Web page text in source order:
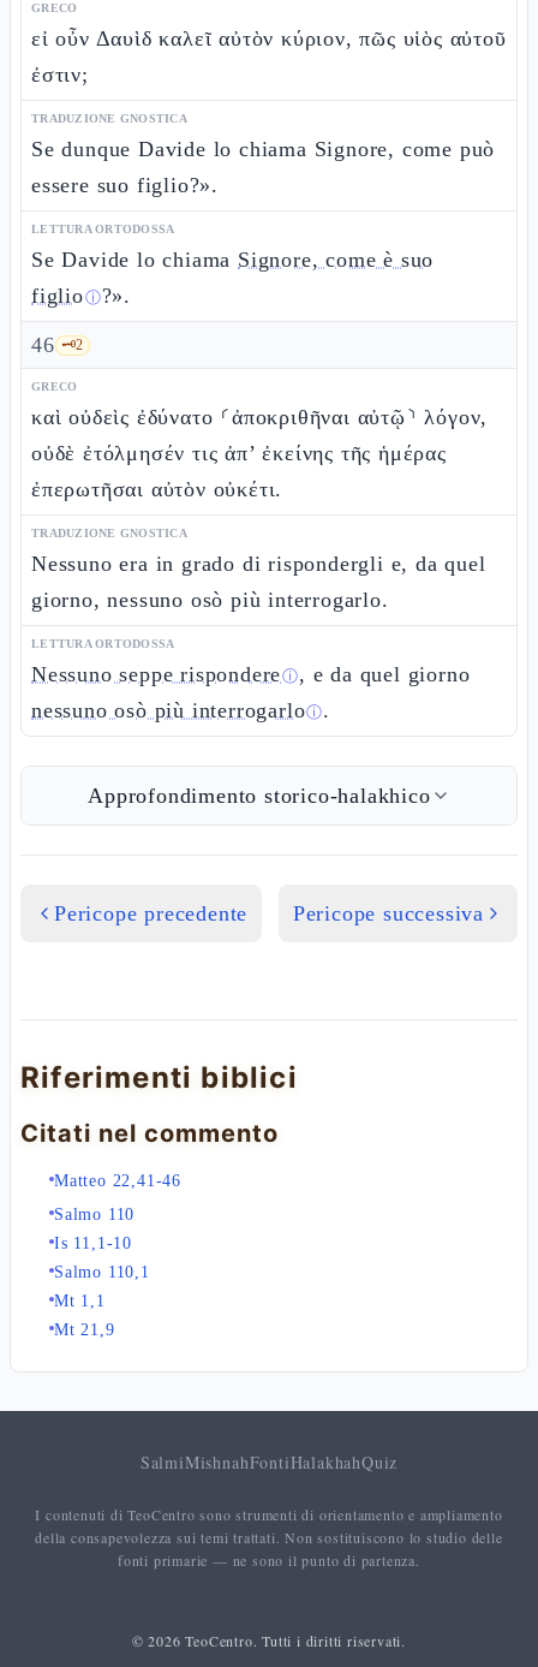
GRECO
εἰ οὖν Δαυὶδ καλεῖ αὐτὸν κύριον, πῶς υἱὸς αὐτοῦ
ἐστιν;
TRADUZIONE GNOSTICA
Se dunque Davide lo chiama Signore, come può
essere suo figlio?».
LETTURA ORTODOSSA
Se Davide lo chiama Signore, come è suo
figlioⓘ?».
46 🗝️2
GRECO
καὶ οὐδεὶς ἐδύνατο ⸂ἀποκριθῆναι αὐτῷ⸃ λόγον,
οὐδὲ ἐτόλμησέν τις ἀπ’ ἐκείνης τῆς ἡμέρας
ἐπερωτῆσαι αὐτὸν οὐκέτι.
TRADUZIONE GNOSTICA
Nessuno era in grado di rispondergli e, da quel
giorno, nessuno osò più interrogarlo.
LETTURA ORTODOSSA
Nessuno seppe rispondereⓘ, e da quel giorno
nessuno osò più interrogarloⓘ.
Approfondimento storico-halakhico
Pericope precedente Pericope successiva
Riferimenti biblici
Citati nel commento
Matteo 22,41-46
Salmo 110
Is 11,1-10
Salmo 110,1
Mt 1,1
Mt 21,9
SalmiMishnahFontiHalakhahQuiz
I contenuti di TeoCentro sono strumenti di orientamento e ampliamento
della consapevolezza sui temi trattati. Non sostituiscono lo studio delle
fonti primarie — ne sono il punto di partenza.
© 2026 TeoCentro. Tutti i diritti riservati.